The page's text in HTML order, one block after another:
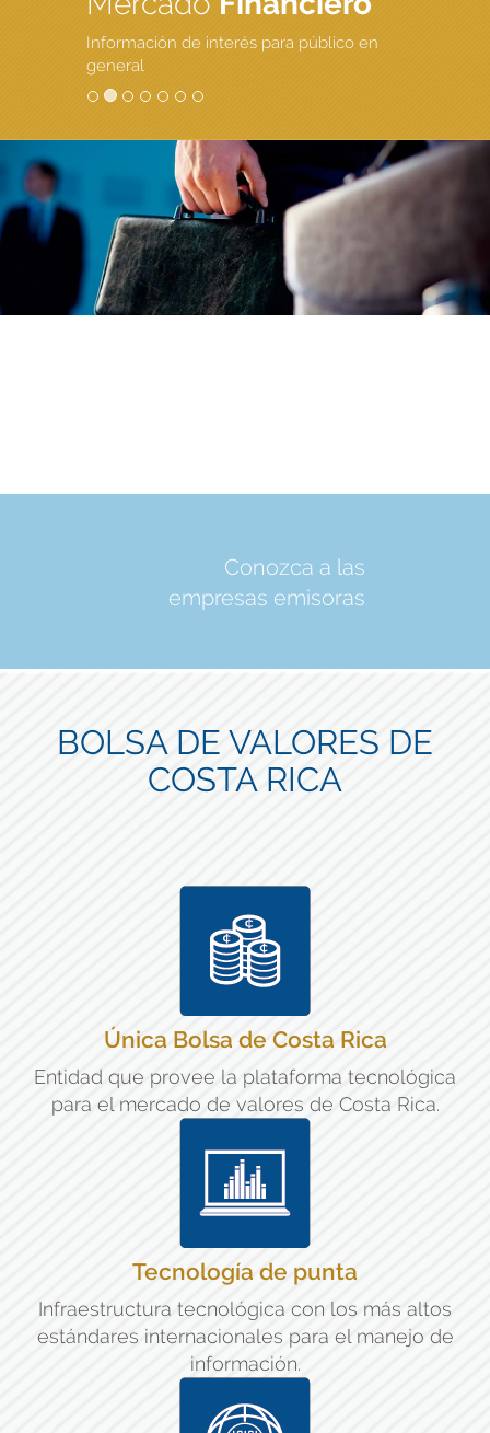
Información de interés para público en
general
Conozca a las
empresas emisoras
BOLSA DE VALORES DE
COSTA RICA
Única Bolsa de Costa Rica
Entidad que provee la plataforma tecnológica
para el mercado de valores de Costa Rica.
Tecnología de punta
Infraestructura tecnológica con los más altos
estándares internacionales para el manejo de
información.